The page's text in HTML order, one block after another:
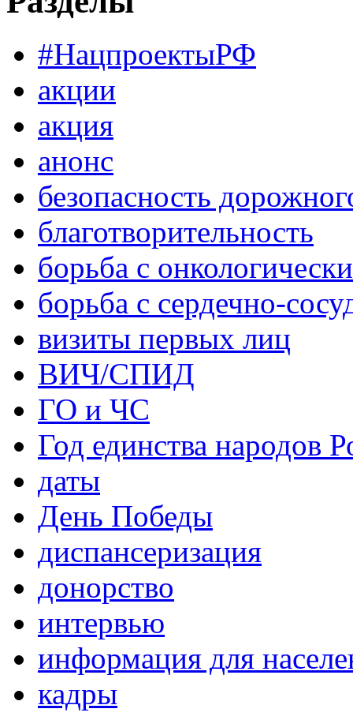
#НацпроектыРФ
акции
акция
анонс
безопасность
благотворительность
борьба с
борьба с сердечно-
визиты первых лиц
ВИЧ/СПИД
ГО и ЧС
Год единства народов
даты
День Победы
диспансеризация
донорство
интервью
информация для
кадры